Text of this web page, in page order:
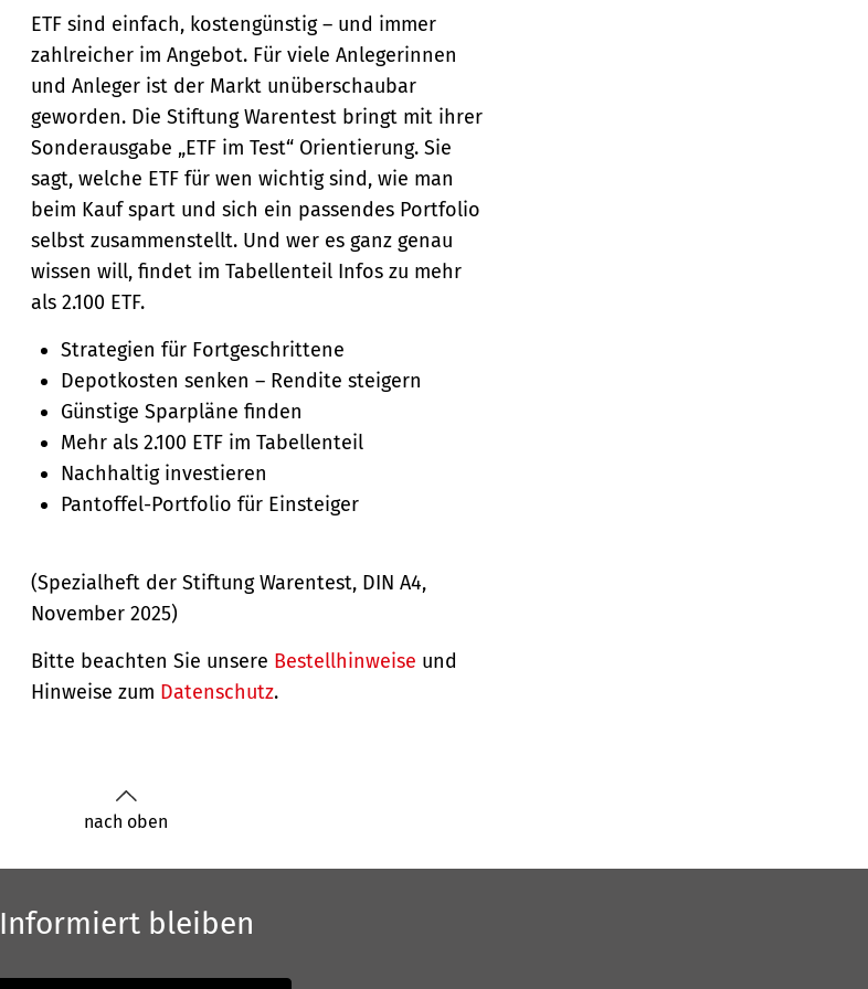
ETF sind einfach, kostengünstig – und immer
zahlreicher im Angebot. Für viele Anlegerinnen
und Anleger ist der Markt unüberschaubar
geworden. Die Stiftung Warentest bringt mit ihrer
Sonderausgabe „ETF im Test“ Orientierung. Sie
sagt, welche ETF für wen wichtig sind, wie man
beim Kauf spart und sich ein passendes Portfolio
selbst zusammenstellt. Und wer es ganz genau
wissen will, findet im Tabellenteil Infos zu mehr
als 2.100 ETF.
Strategien für Fortgeschrittene
Depotkosten senken – Rendite steigern
Günstige Sparpläne finden
Mehr als 2.100 ETF im Tabellenteil
Nachhaltig investieren
Pantoffel-Portfolio für Einsteiger
(Spezialheft der Stiftung Warentest, DIN A4,
November 2025)
Bitte beachten Sie unsere Bestellhinweise und
Hinweise zum Datenschutz.
nach oben
Informiert bleiben